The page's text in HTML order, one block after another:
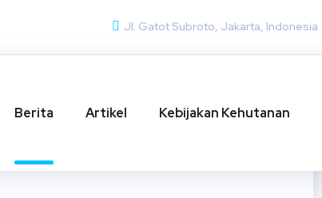
Jl. Gatot Subroto, Jakarta, Indonesia
Berita Artikel Kebijakan Kehutanan